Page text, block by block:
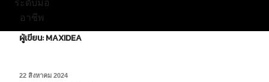
ผู้เขียน:MAXIDEA
22 สิงหาคม 2024